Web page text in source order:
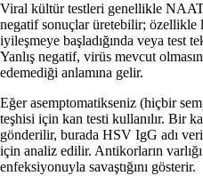
Viral kültür testleri genellikle
negatif sonuçlar üretebilir; özellikle
iyileşmeye başladığında veya test
Yanlış negatif, virüs mevcut
edemediği anlamına gelir.
Eğer asemptomatikseniz (hiçbir
teşhisi için kan testi kullanılır. Bir
gönderilir, burada HSV IgG adı
için analiz edilir. Antikorların
enfeksiyonuyla savaştığını gösterir.